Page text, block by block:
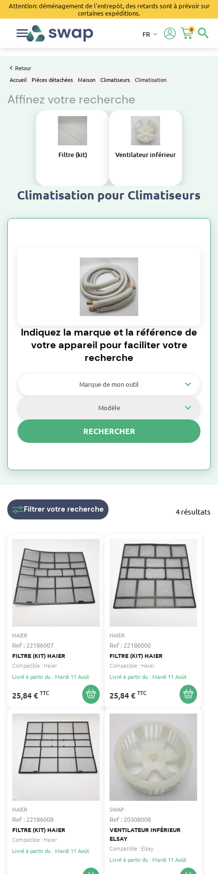
Attention: déménagement de l'entrepôt, des retards sont à prévoir sur
certaines expéditions.
search
0
FR keyboard_arrow_down
Retour
Accueil
Pièces détachées Maison Climatiseurs Climatisation
Affinez votre recherche
Filtre (kit) Ventilateur inférieur
Climatisation pour Climatiseurs
Indiquez la marque et la référence de
votre appareil pour faciliter votre
recherche
Marque de mon outil
Modèle
RECHERCHER
4 résultats
Filtrer votre recherche
HAIER
Ref : 22186007
FILTRE (KIT) HAIER
Compatible : Haier
Livré à partir du : Mardi 11 Août
25,84 € TTC
HAIER
Ref : 22186000
FILTRE (KIT) HAIER
Compatible : Haier
Livré à partir du : Mardi 11 Août
25,84 € TTC
HAIER
Ref : 22186008
FILTRE (KIT) HAIER
Compatible : Haier
Livré à partir du : Mardi 11 Août
SWAP
Ref : 20308008
VENTILATEUR INFÉRIEUR
ELSAY
Compatible : Elsay
Livré à partir du : Mardi 11 Août